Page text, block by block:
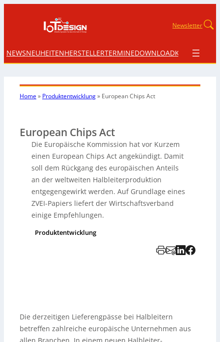
Newsletter
NEWSNEUHEITENHERSTELLERTERMINEDOWNLOADKONTAKT
Home» Produktentwicklung» European Chips Act
European Chips Act
Die Europäische Kommission hat vor Kurzem
einen European Chips Act angekündigt. Damit
soll dem Rückgang des europäischen Anteils
an der weltweiten Halbleiterproduktion
entgegengewirkt werden. Auf Grundlage eines
ZVEI-Papiers liefert der Wirtschaftsverband
einige Empfehlungen.
Produktentwicklung
Die derzeitigen Lieferengpässe bei Halbleitern
betreffen zahlreiche europäische Unternehmen aus